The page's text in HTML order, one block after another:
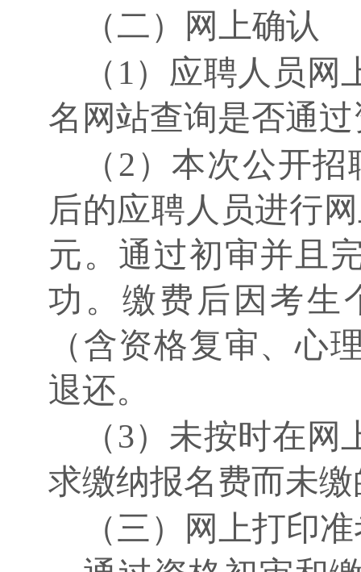
（二）网上确认
（ 1）应聘人员网
名网站查询是否通
（2）本次公开招
后的应聘人员进行
元。通过初审并且
功。缴费后因考生
（含资格复审、心
退还。
（3）未按时在网
求缴纳报名费而未
（三）网上打印